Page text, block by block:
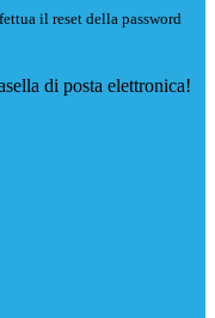
il reset della password
di posta elettronica!